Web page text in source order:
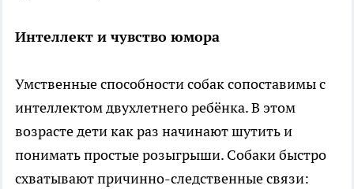
Интеллект и чувство юмора
Умственные способности собак сопоставимы с
интеллектом двухлетнего ребёнка. В этом
возрасте дети как раз начинают шутить и
понимать простые розыгрыши. Собаки быстро
схватывают причинно-следственные связи: